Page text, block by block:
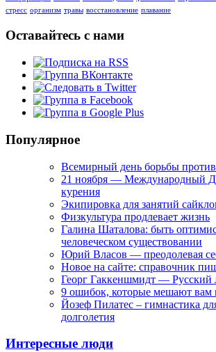
стресс организм травы восстановление плавание
Оставайтесь с нами
Популярное
Всемирный день борьбы против
21 ноября — Международный
курения
Экипировка для занятий
Физкультура продлевает жизнь
Галина Шаталова: быть
человеческом существовании
Юрий Власов — преодолевая
Новое на сайте: справочник
Георг Гаккеншмидт — Русский
9 ошибок, которые мешают вам
Йозеф Пилатес – гимнастика
долголетия
Интересные люди